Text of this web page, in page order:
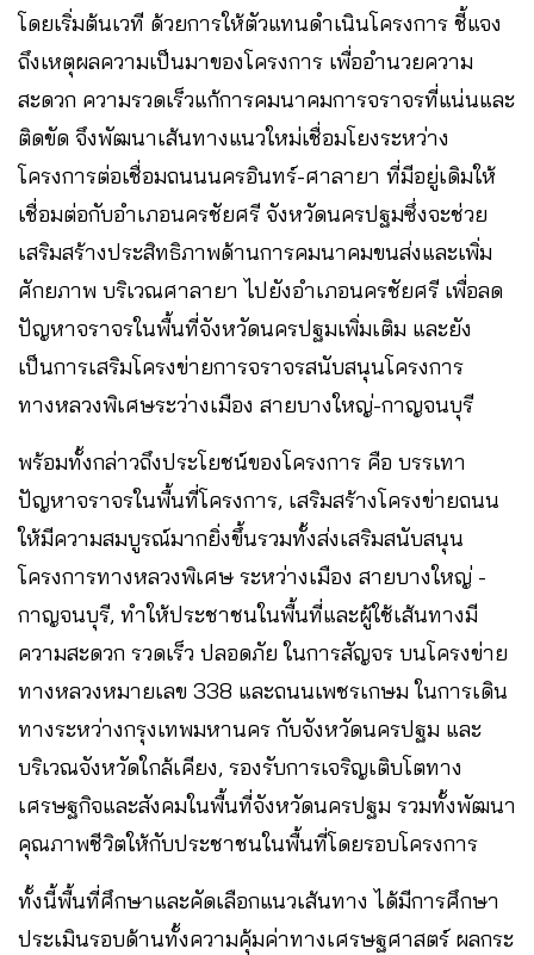
โดยเริ่มต้นเวที ด้วยการให้ตัวแทนดำเนินโครงการ ชี้แจง
ถึงเหตุผลความเป็นมาของโครงการ เพื่ออำนวยความ
สะดวก ความรวดเร็วแก้การคมนาคมการจราจรที่แน่นและ
ติดขัด จึงพัฒนาเส้นทางแนวใหม่เชื่อมโยงระหว่าง
โครงการต่อเชื่อมถนนนครอินทร์-ศาลายา ที่มีอยู่เดิมให้
เชื่อมต่อกับอำเภอนครชัยศรี จังหวัดนครปฐมซึ่งจะช่วย
เสริมสร้างประสิทธิภาพด้านการคมนาคมขนส่งและเพิ่ม
ศักยภาพ บริเวณศาลายา ไปยังอำเภอนครชัยศรี เพื่อลด
ปัญหาจราจรในพื้นที่จังหวัดนครปฐมเพิ่มเติม และยัง
เป็นการเสริมโครงข่ายการจราจรสนับสนุนโครงการ
ทางหลวงพิเศษระว่างเมือง สายบางใหญ่-กาญจนบุรี
พร้อมทั้งกล่าวถึงประโยชน์ของโครงการ คือ บรรเทา
ปัญหาจราจรในพื้นที่โครงการ, เสริมสร้างโครงข่ายถนน
ให้มีความสมบูรณ์มากยิ่งขึ้นรวมทั้งส่งเสริมสนับสนุน
โครงการทางหลวงพิเศษ ระหว่างเมือง สายบางใหญ่ -
กาญจนบุรี, ทำให้ประชาชนในพื้นที่และผู้ใช้เส้นทางมี
ความสะดวก รวดเร็ว ปลอดภัย ในการสัญจร บนโครงข่าย
ทางหลวงหมายเลข 338 และถนนเพชรเกษม ในการเดิน
ทางระหว่างกรุงเทพมหานคร กับจังหวัดนครปฐม และ
บริเวณจังหวัดใกล้เคียง, รองรับการเจริญเติบโตทาง
เศรษฐกิจและสังคมในพื้นที่จังหวัดนครปฐม รวมทั้งพัฒนา
คุณภาพชีวิตให้กับประชาชนในพื้นที่โดยรอบโครงการ
ทั้งนี้พื้นที่ศึกษาและคัดเลือกแนวเส้นทาง ได้มีการศึกษา
ประเมินรอบด้านทั้งความคุ้มค่าทางเศรษฐศาสตร์ ผลกระ